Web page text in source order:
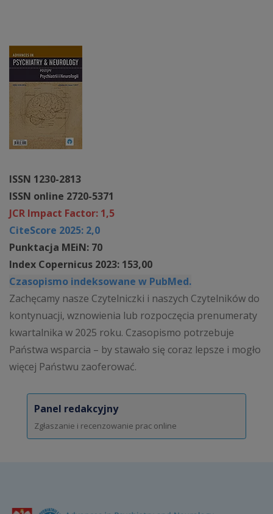
ISSN 1230-2813
ISSN online 2720-5371
JCR Impact Factor: 1,5
CiteScore 2025: 2,0
Punktacja MEiN: 70
Index Copernicus 2023: 153,00
Czasopismo indeksowane w PubMed.
Zachęcamy nasze Czytelniczki i naszych Czytelników do
kontynuacji, wznowienia lub rozpoczęcia prenumeraty
kwartalnika w 2025 roku. Czasopismo potrzebuje
Państwa wsparcia – by stawało się coraz lepsze i mogło
więcej Państwu zaoferować.
Panel redakcyjny
Zgłaszanie i recenzowanie prac online